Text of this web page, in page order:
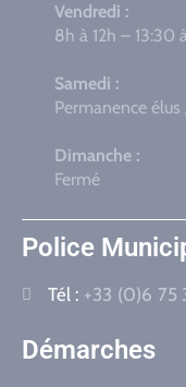
Vendredi :
8h à 12h – 13:30
Samedi :
Permanence
Dimanche :
Fermé
Police
Tél : +33 (0)6 75
Démarches